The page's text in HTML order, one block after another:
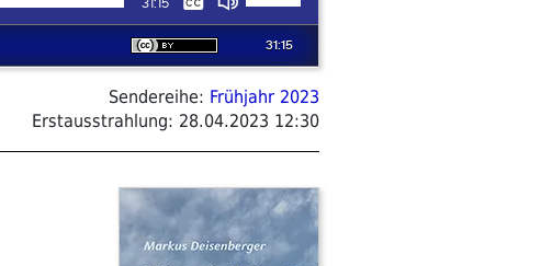
Sendereihe: Frühjahr 2023
Erstausstrahlung: 28.04.2023 12:30